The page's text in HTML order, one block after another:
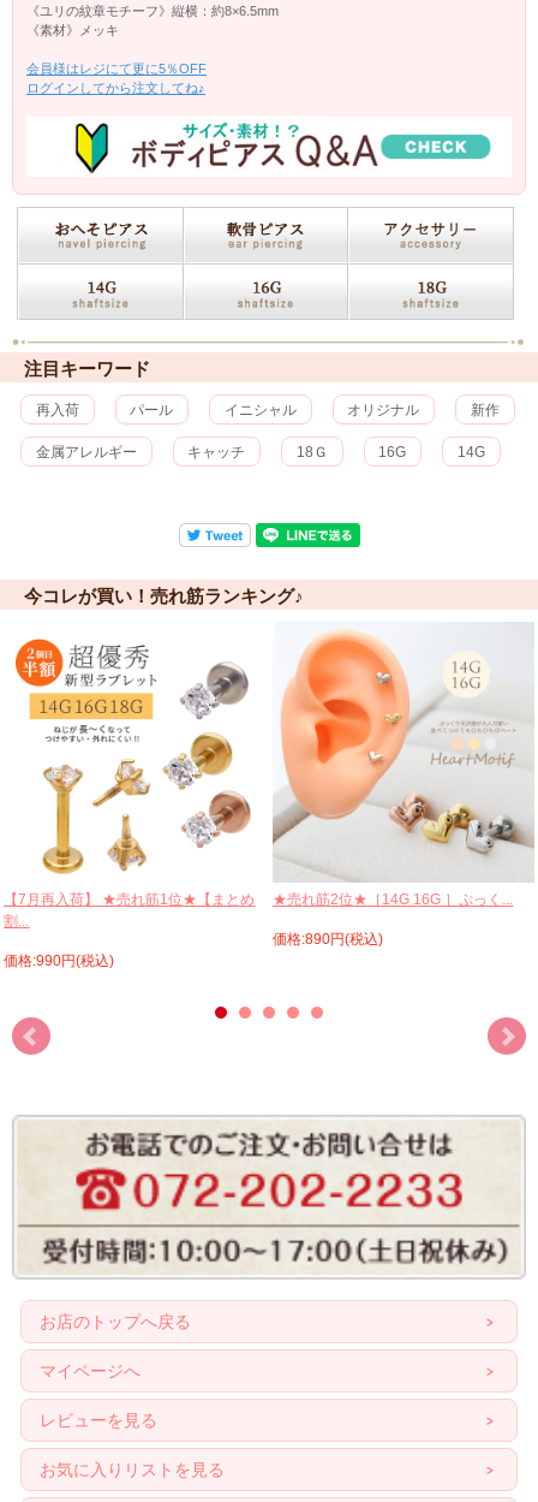
《ユリの紋章モチーフ》縦横：約8×6.5mm
《素材》メッキ
会員様はレジにて更に5％OFF
ログインしてから注文してね♪
注目キーワード
再入荷 パール イニシャル オリジナル 新作
金属アレルギー キャッチ 18Ｇ 16G 14G
今コレが買い！売れ筋ランキング♪
【7月再入荷】 ★売れ筋1位★【まとめ
割...
価格:990円(税込)
★売れ筋2位★［14G 16G ］ぷっく...
価格:890円(税込)
お店のトップへ戻る
マイページへ
レビューを見る
お気に入りリストを見る